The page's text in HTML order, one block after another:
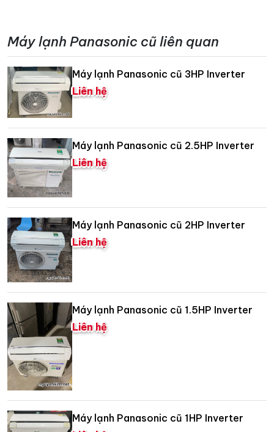
Máy lạnh Panasonic cũ liên quan
Máy lạnh Panasonic cũ 3HP Inverter
Liên hệ
Máy lạnh Panasonic cũ 2.5HP Inverter
Liên hệ
Máy lạnh Panasonic cũ 2HP Inverter
Liên hệ
Máy lạnh Panasonic cũ 1.5HP Inverter
Liên hệ
Máy lạnh Panasonic cũ 1HP Inverter